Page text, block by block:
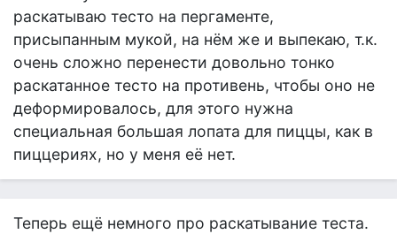
раскатываю тесто на пергаменте,
присыпанным мукой, на нём же и выпекаю, т.к.
очень сложно перенести довольно тонко
раскатанное тесто на противень, чтобы оно не
деформировалось, для этого нужна
специальная большая лопата для пиццы, как в
пиццериях, но у меня её нет.
Теперь ещё немного про раскатывание теста.